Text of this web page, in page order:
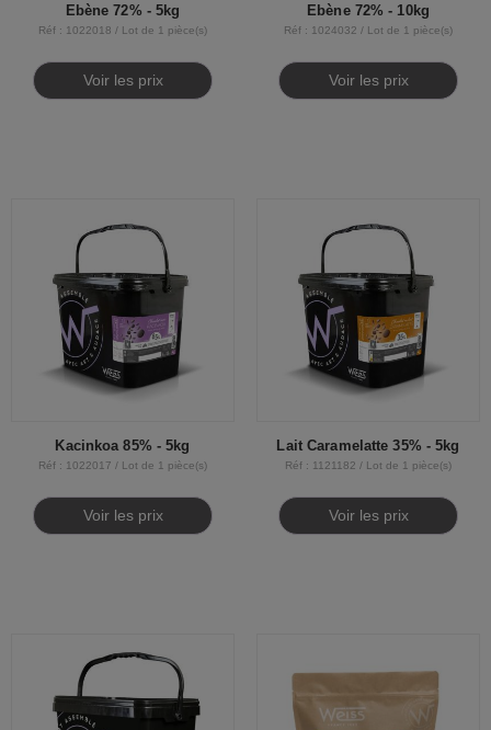
Ebène 72% - 5kg
Réf : 1022018 / Lot de 1 pièce(s)
Voir les prix
Ebène 72% - 10kg
Réf : 1024032 / Lot de 1 pièce(s)
Voir les prix
Kacinkoa 85% - 5kg
Réf : 1022017 / Lot de 1 pièce(s)
Voir les prix
Lait Caramelatte 35% - 5kg
Réf : 1121182 / Lot de 1 pièce(s)
Voir les prix